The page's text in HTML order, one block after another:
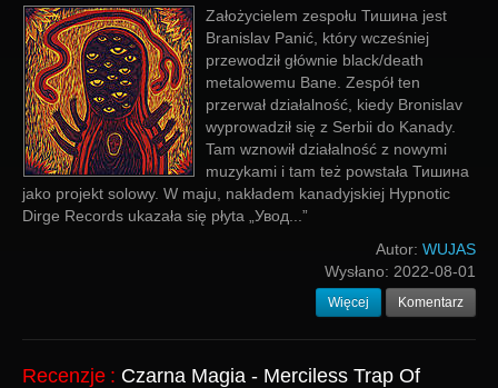
Założycielem zespołu Тишина jest
Branislav Panić, który wcześniej
przewodził głównie black/death
metalowemu Bane. Zespół ten
przerwał działalność, kiedy Bronislav
wyprowadził się z Serbii do Kanady.
Tam wznowił działalność z nowymi
muzykami i tam też powstała Тишина
jako projekt solowy. W maju, nakładem kanadyjskiej Hypnotic
Dirge Records ukazała się płyta „Увод​.​.​.”
Autor: WUJAS
Wysłano: 2022-08-01
Więcej Komentarz
Recenzje : Czarna Magia - Merciless Trap Of